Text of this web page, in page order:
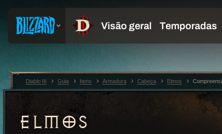
ELMOS
Diablo III Guia Itens Armadura Cabeça Elmos